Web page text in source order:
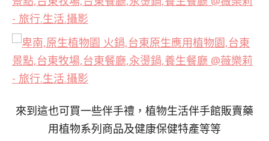
來到這也可買一些伴手禮，植物生活伴手館販賣藥
用植物系列商品及健康保健特產等等